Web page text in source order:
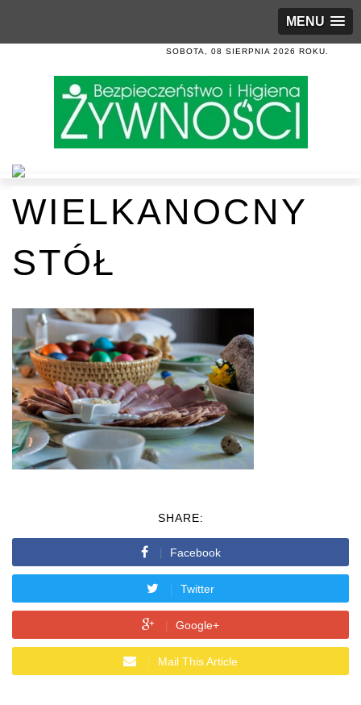
MENU
SOBOTA, 08 SIERPNIA 2026 ROKU.
WIELKANOCNY
STÓŁ
SHARE:
Facebook
Twitter
Google+
Mail This Article